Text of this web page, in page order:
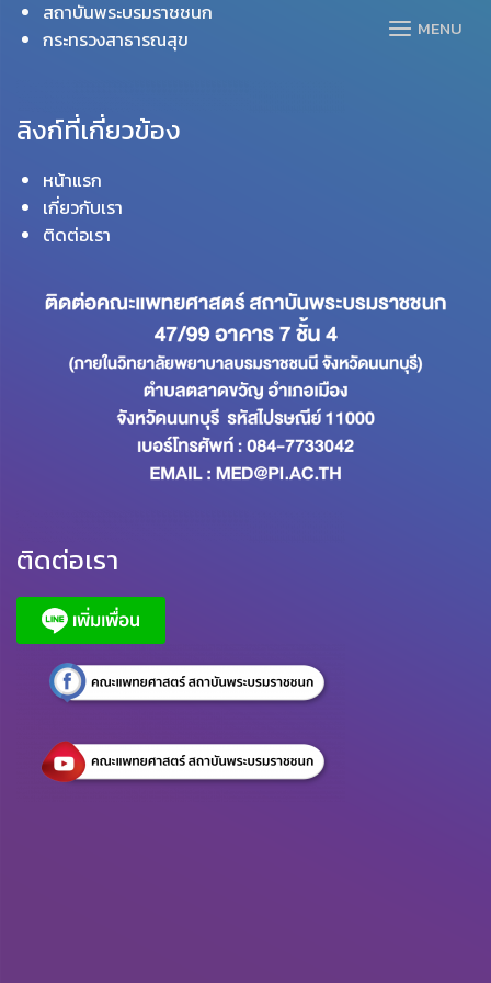
Skip
MENU
สถาบันพระบรมราชชนก
กระทรวงสาธารณสุข
ลิงก์ที่เกี่ยวข้อง
หน้าแรก
เกี่ยวกับเรา
ติดต่อเรา
ติดต่อเรา